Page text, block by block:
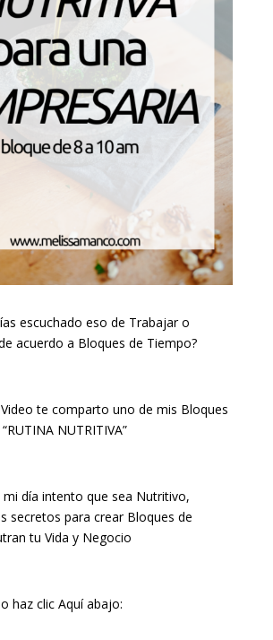
escuchado eso de Trabajar o
acuerdo a Bloques de Tiempo?
te comparto uno de mis Bloques
NUTRITIVA”
día intento que sea Nutritivo,
secretos para crear Bloques de
tu Vida y Negocio
haz clic Aquí abajo: